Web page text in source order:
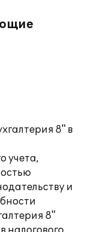
8" в
учета,
и
8"